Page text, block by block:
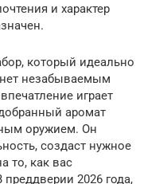
и характер
который идеально
незабываемым
играет
аромат
оружием. Он
создаст нужное
то, как вас
2026 года,